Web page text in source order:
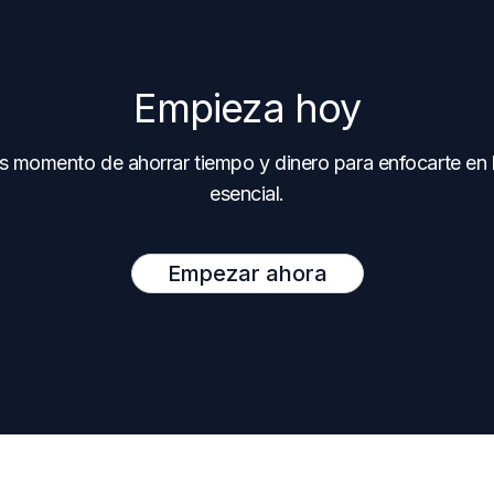
Empieza hoy
momento de ahorrar tiempo y dinero para enfocarte en
esencial.
Empezar ahora